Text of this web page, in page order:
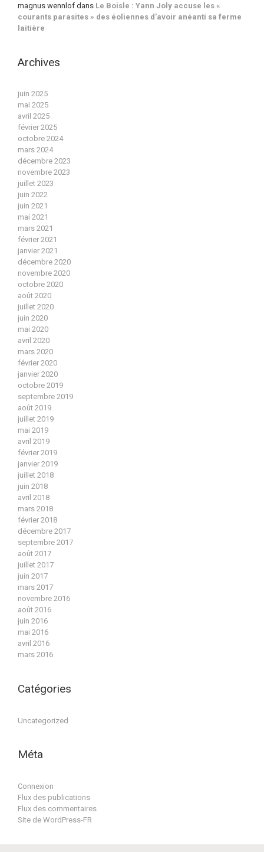
magnus wennlof dans Le Boisle : Yann Joly accuse les «
courants parasites » des éoliennes d’avoir anéanti sa ferme
laitière
Archives
juin 2025
mai 2025
avril 2025
février 2025
octobre 2024
mars 2024
décembre 2023
novembre 2023
juillet 2023
juin 2022
juin 2021
mai 2021
mars 2021
février 2021
janvier 2021
décembre 2020
novembre 2020
octobre 2020
août 2020
juillet 2020
juin 2020
mai 2020
avril 2020
mars 2020
février 2020
janvier 2020
octobre 2019
septembre 2019
août 2019
juillet 2019
mai 2019
avril 2019
février 2019
janvier 2019
juillet 2018
juin 2018
avril 2018
mars 2018
février 2018
décembre 2017
septembre 2017
août 2017
juillet 2017
juin 2017
mars 2017
novembre 2016
août 2016
juin 2016
mai 2016
avril 2016
mars 2016
Catégories
Uncategorized
Méta
Connexion
Flux des publications
Flux des commentaires
Site de WordPress-FR